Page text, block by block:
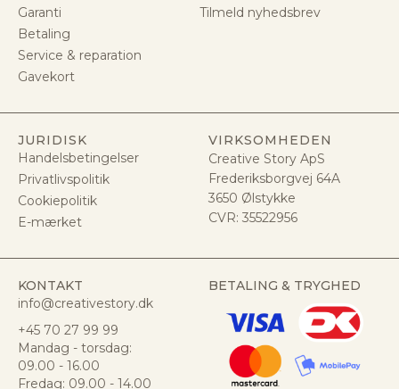
Garanti
Betaling
Service & reparation
Gavekort
Tilmeld nyhedsbrev
JURIDISK
Handelsbetingelser
Privatlivspolitik
Cookiepolitik
E-mærket
VIRKSOMHEDEN
Creative Story ApS
Frederiksborgvej 64A
3650 Ølstykke
CVR: 35522956
KONTAKT
info@creativestory.dk
+45 70 27 99 99
Mandag - torsdag:
09.00 - 16.00
Fredag: 09.00 - 14.00
BETALING & TRYGHED